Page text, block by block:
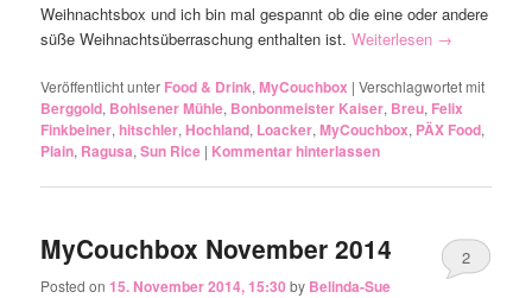
Weihnachtsbox und ich bin mal gespannt ob die eine oder andere
süße Weihnachtsüberraschung enthalten ist.Weiterlesen →
Veröffentlicht unter Food & Drink,MyCouchbox |Verschlagwortet mit
Berggold, Bohlsener Mühle, Bonbonmeister Kaiser, Breu, Felix
Finkbeiner,hitschler,Hochland, Loacker,MyCouchbox, PÄX Food,
Plain, Ragusa,Sun Rice | Kommentar hinterlassen
MyCouchbox November 2014
Posted on15. November 2014, 15:30 by Belinda-Sue
2